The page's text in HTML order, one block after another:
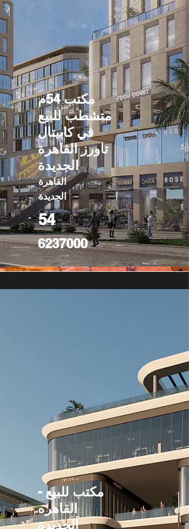
مكتب 54م
متشطب للبيع
في كابيتال
تاورز القاهرة
الجديدة
القاهرة
الجديدة
54
6237000
مكتب للبيع -
القاهره
الجديدة